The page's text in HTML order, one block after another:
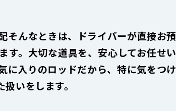
そんなときは、ドライバーが直接お預
す。大切な道具を、安心してお任せい
に入りのロッドだから、特に気をつけ
いをします。